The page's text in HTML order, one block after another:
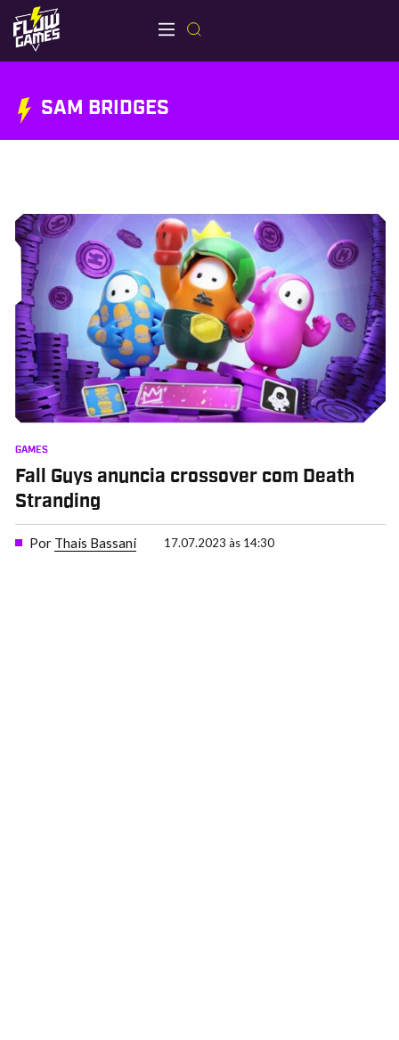
SAM BRIDGES
GAMES
Fall Guys anuncia crossover com Death
Stranding
Por Thais Bassani 17.07.2023 às 14:30